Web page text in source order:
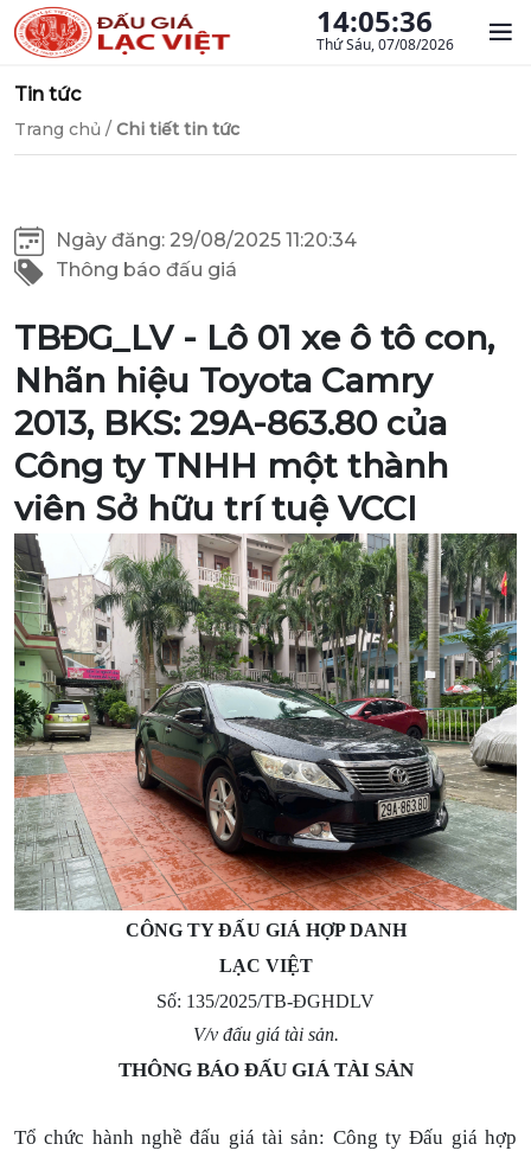
14:05:37
Thứ Sáu, 07/08/2026
Tin tức
Trang chủ / Chi tiết tin tức
Ngày đăng: 29/08/2025 11:20:34
Thông báo đấu giá
TBĐG_LV - Lô 01 xe ô tô con,
Nhãn hiệu Toyota Camry
2013, BKS: 29A-863.80 của
Công ty TNHH một thành
viên Sở hữu trí tuệ VCCI
CÔNG TY ĐẤU GIÁ HỢP DANH
LẠC VIỆT
Số: 135/2025/TB-ĐGHDLV
V/v đấu giá tài sản.
THÔNG BÁO ĐẤU GIÁ TÀI SẢN
Tổ chức hành nghề đấu giá tài sản: Công ty Đấu giá hợp